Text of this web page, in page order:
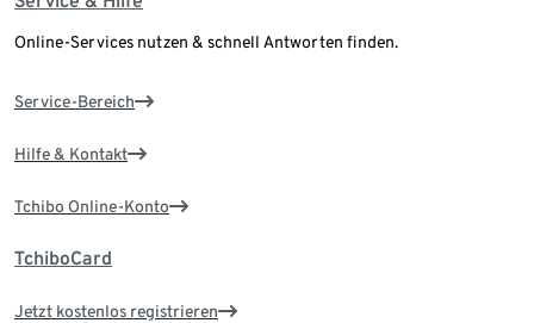
Online-Services nutzen & schnell Antworten finden.
Service-Bereich
Hilfe & Kontakt
Tchibo Online-Konto
TchiboCard
Jetzt kostenlos registrieren